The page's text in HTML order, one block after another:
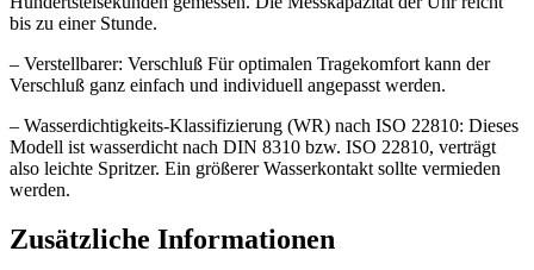
bis zu einer Stunde.
– Verstellbarer: Verschluß Für optimalen Tragekomfort kann der
Verschluß ganz einfach und individuell angepasst werden.
– Wasserdichtigkeits-Klassifizierung (WR) nach ISO 22810: Dieses
Modell ist wasserdicht nach DIN 8310 bzw. ISO 22810, verträgt
also leichte Spritzer. Ein größerer Wasserkontakt sollte vermieden
werden.
Zusätzliche Informationen